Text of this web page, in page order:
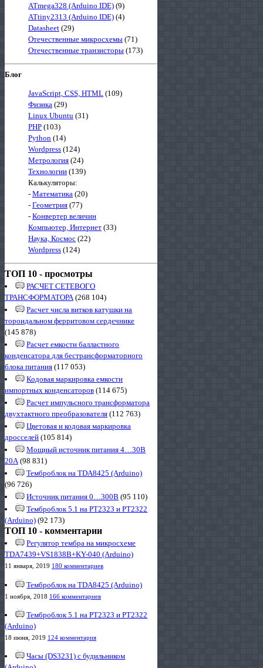
ATmega328 (Arduino IDE) (9)
ATtiny2313 (Arduino IDE) (4)
Datasheet (29)
Отечественные микросхемы (71)
Отечественные транзисторы (173)
Блог
JavaScript, CSS, HTML (109)
Физика (29)
Linux Ubuntu (31)
PHP (103)
Python (14)
Wordpress (124)
Метрология (24)
Технологии (139)
Калькуляторы:
- Математика (20)
- Геометрия (77)
- Конвертер величин
Компьютер, Интернет (33)
Наука, Космос (22)
Wordpress (124)
ТОП 10 - просмотры
РАСЧЕТ СЕТЕВОГО
ТРАНСФОРМАТОРА(268 104)
Расчет числа витков катушки на
тороидальном ферритовом сердечнике
(145 878)
Расчет емкости балластного
конденсатора для бестрансформаторного
блока питания (117 053)
Кодовая маркировка емкости
импортных конденсаторов (114 675)
Расчет импульсного трансформатора
двухтактного преобразователя (112 763)
Цветовая и кодовая маркировка
дросселей (105 814)
Мощный источник питания 4…30В
20А(98 831)
Темброблок на TDA8425 (Arduino)
(96 726)
Источник питания 0…300В (95 110)
Темброблок 5.1 на PT2323 и PT2322
(Arduino) (92 173)
ТОП 10 - комментарии
Регулятор тембра на микросхеме
TDA7439+VS1838B+KY-040 (Arduino)
11 января, 2019 180 комментариев
Темброблок на TDA8425 (Arduino)
1 ноября, 2018 166 комментариев
Темброблок 5.1 на PT2323 и PT2322
(Arduino)
18 июня, 2019 124 комментария
Часы (DS3231) с будильником